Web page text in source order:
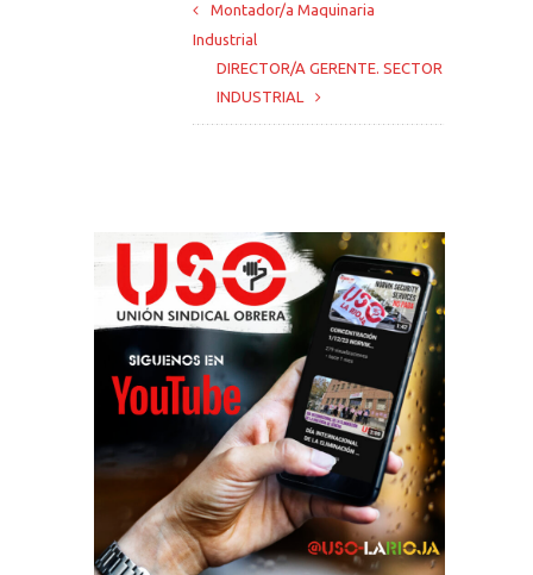
Montador/a Maquinaria
Industrial
DIRECTOR/A GERENTE. SECTOR
INDUSTRIAL